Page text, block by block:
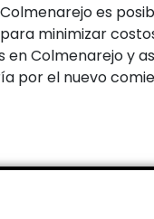
es
minimizar
Colmenarejo y
por el nuevo